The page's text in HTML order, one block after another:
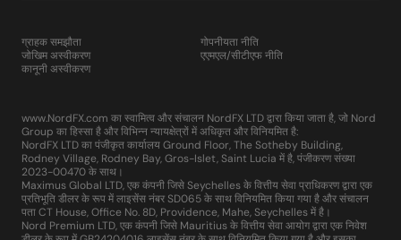
ग्राहक समझौता
जोखिम अस्वीकरण
कानूनी अस्वीकरण
गोपनीयता नीति
एएमएल/सीटीएफ नीति
www.NordFX.com का स्वामित्व और संचालन NordFX LTD द्वारा किया जाता है, जो Nord
Group का हिस्सा है और विभिन्न न्यायक्षेत्रों में अधिकृत और विनियमित है:
NordFX LTD का पंजीकृत कार्यालय Ground Floor, The Sotheby Building,
Rodney Village, Rodney Bay, Gros-Islet, Saint Lucia में है, पंजीकरण संख्या
2023-00470 के साथ।
Maximus Global LTD, एक कंपनी जिसे Seychelles के वित्तीय सेवा प्राधिकरण द्वारा एक
प्रतिभूति डीलर के रूप में लाइसेंस नंबर SD065 के साथ विनियमित किया गया है और संचालन
पता CT House, Office No. 8D, Providence, Mahe, Seychelles में है।
Nord Premium LTD, एक कंपनी जिसे Mauritius के वित्तीय सेवा आयोग द्वारा एक निवेश